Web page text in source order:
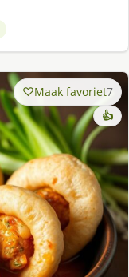
Maak favoriet7
👍